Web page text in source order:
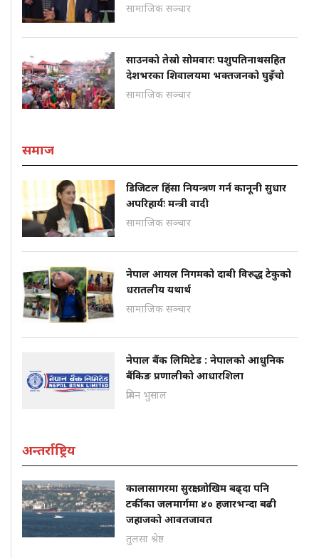
सामाजिक सञ्चार
साउनको तेस्रो सोमवारः पशुपतिनाथसहित
देशभरका शिवालयमा भक्तजनको घुइँचो
सामाजिक सञ्चार
समाज
डिजिटल हिंसा नियन्त्रण गर्न कानूनी सुधार
अपरिहार्यः मन्त्री वादी
सामाजिक सञ्चार
नेपाल आयल निगमको दाबी विरुद्ध टेकुको
धरातलीय यथार्थ
सामाजिक सञ्चार
नेपाल बैंक लिमिटेड : नेपालको आधुनिक
बैंकिङ प्रणालीको आधारशिला
प्रबिन भुसाल
अन्तर्राष्ट्रिय
कालासागरमा सुरक्षा जोखिम बढ्दा पनि
टर्कीका जलमार्गमा ४० हजारभन्दा बढी
जहाजको आवतजावत
तुलसा श्रेष्ठ